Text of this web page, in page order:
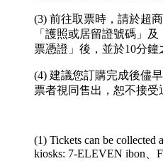
(3) 前往取票時，請於超
「護照或居留證號碼」
及
票憑證」後，並於10分鐘
(4) 建議您訂購完成後儘
票者視同售出，恕不接受
(1) Tickets can be collected
kiosks: 7-ELEVEN ibon、